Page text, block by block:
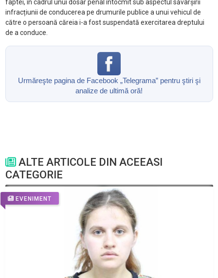
faptei, în cadrul unui dosar penal întocmit sub aspectul săvârșirii
infracțiunii de conducerea pe drumurile publice a unui vehicul de
către o persoană căreia i-a fost suspendată exercitarea dreptului
de a conduce.
Urmăreşte pagina de Facebook „Telegrama” pentru ştiri şi
analize de ultimă oră!
ALTE ARTICOLE DIN ACEEASI
CATEGORIE
EVENIMENT